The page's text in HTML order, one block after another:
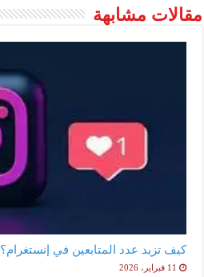
مقالات مشابهة
كيف تزيد عدد المتابعين في إنستغرام؟
11 فبراير، 2026